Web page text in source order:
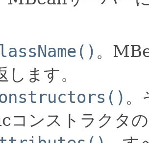
。
します。
。
コンストラクタ